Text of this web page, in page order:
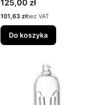
Cena
125,00 zł
Cena
101,63 złbez VAT
Do koszyka